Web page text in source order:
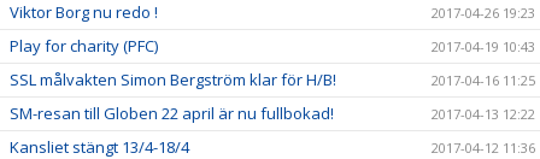
Viktor Borg nu redo ! 2017-04-26 19:23
Play for charity (PFC) 2017-04-19 10:43
SSL målvakten Simon Bergström klar för H/B! 2017-04-16 11:25
SM-resan till Globen 22 april är nu fullbokad! 2017-04-13 12:22
Kansliet stängt 13/4-18/4 2017-04-12 11:36